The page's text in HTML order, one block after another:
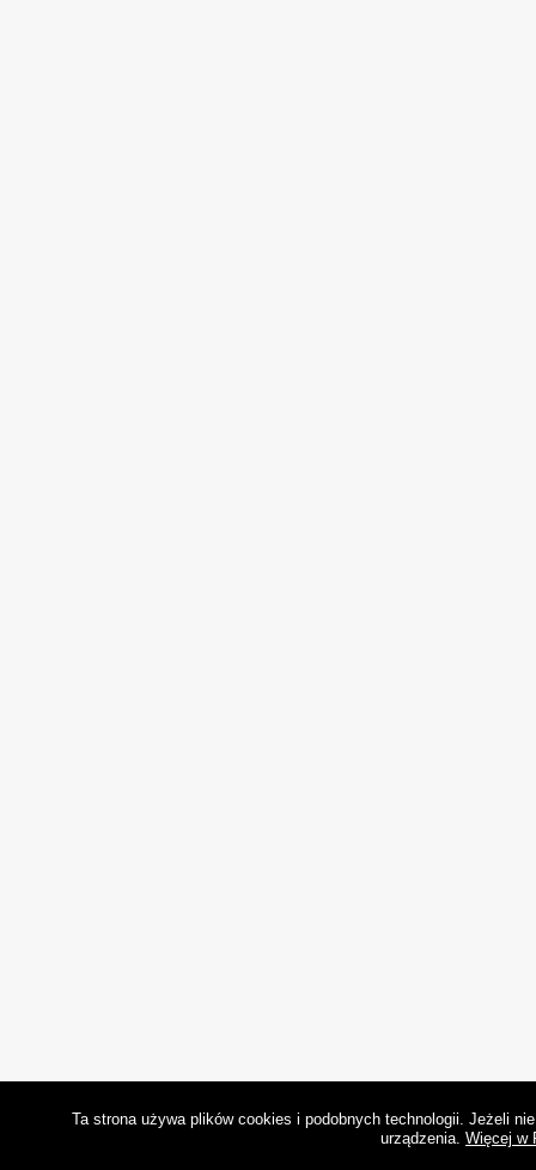
Ta strona używa plików cookies i podobnych technologii. Jeżeli
urządzenia. Więcej w